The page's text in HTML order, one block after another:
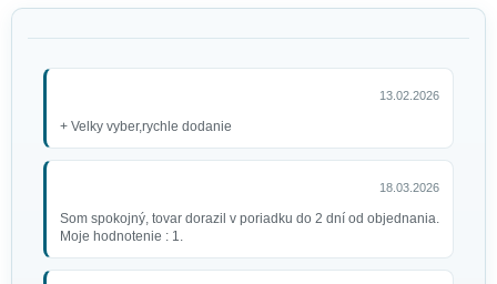
13.02.2026
+ Velky vyber,rychle dodanie
18.03.2026
Som spokojný, tovar dorazil v poriadku do 2 dní od objednania.
Moje hodnotenie : 1.